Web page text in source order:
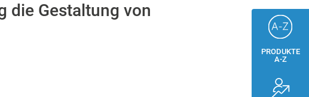
PRODUKTE
A-Z
die Gestaltung von